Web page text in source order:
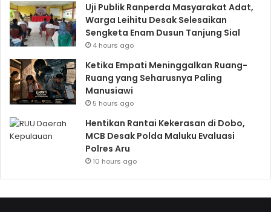
Uji Publik Ranperda Masyarakat Adat,
Warga Leihitu Desak Selesaikan
Sengketa Enam Dusun Tanjung Sial
4 hours ago
Ketika Empati Meninggalkan Ruang-
Ruang yang Seharusnya Paling
Manusiawi
5 hours ago
Hentikan Rantai Kekerasan di Dobo,
MCB Desak Polda Maluku Evaluasi
Polres Aru
10 hours ago